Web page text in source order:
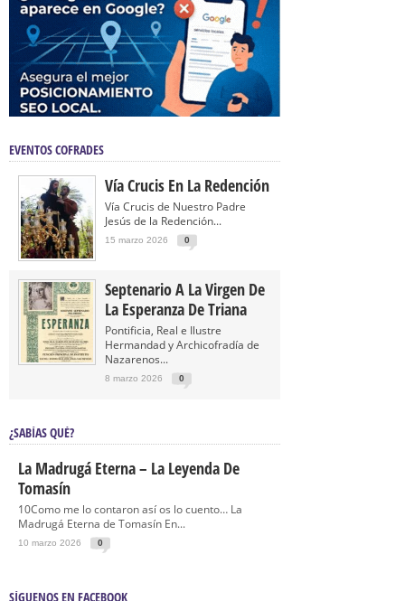
EVENTOS COFRADES
Vía Crucis En La Redención
Vía Crucis de Nuestro Padre
Jesús de la Redención...
15 marzo 2026 0
Septenario A La Virgen De
La Esperanza De Triana
Pontificia, Real e Ilustre
Hermandad y Archicofradía de
Nazarenos...
8 marzo 2026 0
¿SABÍAS QUÉ?
La Madrugá Eterna – La Leyenda De
Tomasín
10Como me lo contaron así os lo cuento… La
Madrugá Eterna de Tomasín En...
10 marzo 2026 0
SÍGUENOS EN FACEBOOK